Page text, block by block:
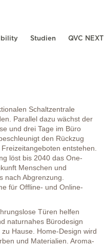
Studien QVC NEXT
Schaltzentrale
Parallel dazu wächst der
und drei Tage im Büro
den Rückzug
entstehen.
löst bis 2040 das One-
Menschen und
nach Abgrenzung.
für Offline- und Online-
Türen helfen
naturnahes Bürodesign
Hause. Home-Design wird
und Materialien. Aroma-